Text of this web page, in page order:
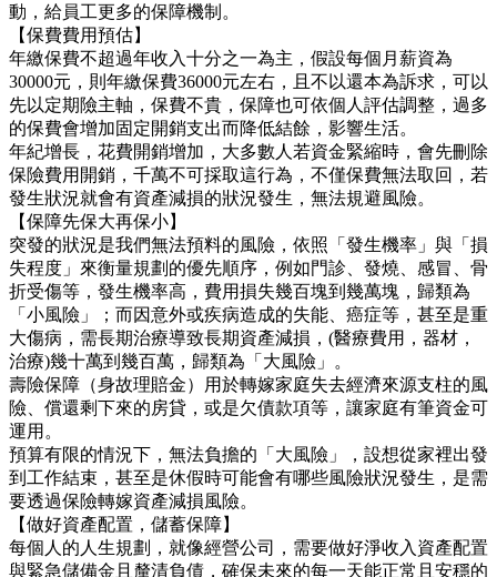
動，給員工更多的保障機制。
【保費費用預估】
年繳保費不超過年收入十分之一為主，假設每個月薪資為
30000元，則年繳保費36000元左右，且不以還本為訴求，可以
先以定期險主軸，保費不貴，保障也可依個人評估調整，過多
的保費會增加固定開銷支出而降低結餘，影響生活。
年紀增長，花費開銷增加，大多數人若資金緊縮時，會先刪除
保險費用開銷，千萬不可採取這行為，不僅保費無法取回，若
發生狀況就會有資產減損的狀況發生，無法規避風險。
【保障先保大再保小】
突發的狀況是我們無法預料的風險，依照「發生機率」與「損
失程度」來衡量規劃的優先順序，例如門診、發燒、感冒、骨
折受傷等，發生機率高，費用損失幾百塊到幾萬塊，歸類為
「小風險」；而因意外或疾病造成的失能、癌症等，甚至是重
大傷病，需長期治療導致長期資產減損，(醫療費用，器材，
治療)幾十萬到幾百萬，歸類為「大風險」。
壽險保障（身故理賠金）用於轉嫁家庭失去經濟來源支柱的風
險、償還剩下來的房貸，或是欠債款項等，讓家庭有筆資金可
運用。
預算有限的情況下，無法負擔的「大風險」，設想從家裡出發
到工作結束，甚至是休假時可能會有哪些風險狀況發生，是需
要透過保險轉嫁資產減損風險。
【做好資產配置，儲蓄保障】
每個人的人生規劃，就像經營公司，需要做好淨收入資產配置
與緊急儲備金且釐清負債，確保未來的每一天能正常且安穩的